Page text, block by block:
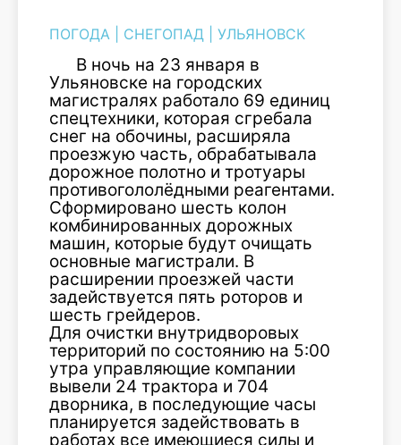
ПОГОДА СНЕГОПАД УЛЬЯНОВСК
В ночь на 23 января в
Ульяновске на городских
магистралях работало 69 единиц
спецтехники, которая сгребала
снег на обочины, расширяла
проезжую часть, обрабатывала
дорожное полотно и тротуары
противогололёдными реагентами.
Сформировано шесть колон
комбинированных дорожных
машин, которые будут очищать
основные магистрали. В
расширении проезжей части
задействуется пять роторов и
шесть грейдеров.
Для очистки внутридворовых
территорий по состоянию на 5:00
утра управляющие компании
вывели 24 трактора и 704
дворника, в последующие часы
планируется задействовать в
работах все имеющиеся силы и